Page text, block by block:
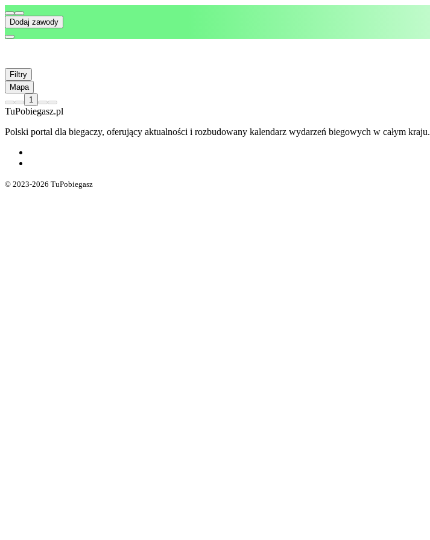
Dodaj zawody
Filtry
Mapa
1
TuPobiegasz.pl
Polski portal dla biegaczy, oferujący aktualności i rozbudowany kalendarz wydarzeń biegowych w całym kraju.
© 2023-2026 TuPobiegasz